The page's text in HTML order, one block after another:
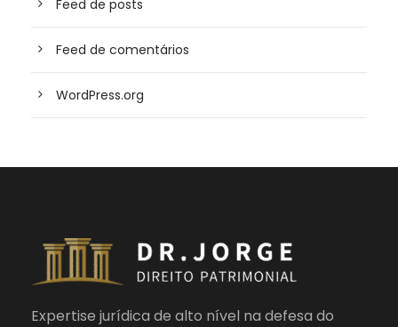
Feed de posts
Feed de comentários
WordPress.org
Expertise jurídica de alto nível na defesa do